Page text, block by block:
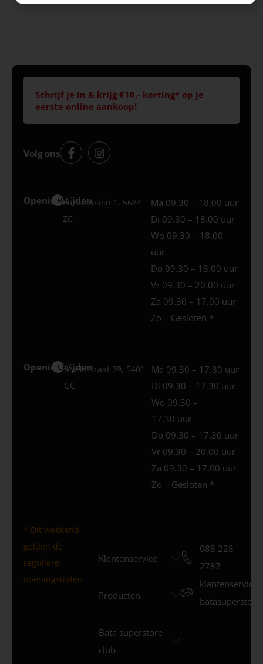
Schrijf je in & krijg €10,- korting* op je
eerste online aankoop!
Volg ons
Openingstijden
Best
Europaplein 1, 5684
ZC
Ma 09.30 – 18.00 uur
Di 09.30 – 18.00 uur
Wo 09.30 – 18.00
uur
Do 09.30 – 18.00 uur
Vr 09.30 – 20.00 uur
Za 09.30 – 17.00 uur
Zo – Gesloten *
Openingstijden
Uden
Marktstraat 39, 5401
GG
Ma 09.30 – 17.30 uur
Di 09.30 – 17.30 uur
Wo 09.30 –
17.30 uur
Do 09.30 – 17.30 uur
Vr 09.30 – 20.00 uur
Za 09.30 – 17.00 uur
Zo – Gesloten *
* Dit weekend
gelden de
reguliere
openingstijden
Klantenservice
Producten
Bata superstore
club
088 228
2787